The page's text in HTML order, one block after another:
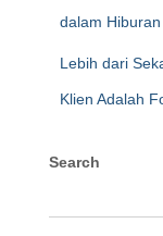
dalam
Lebih dari
Klien Adalah
Search